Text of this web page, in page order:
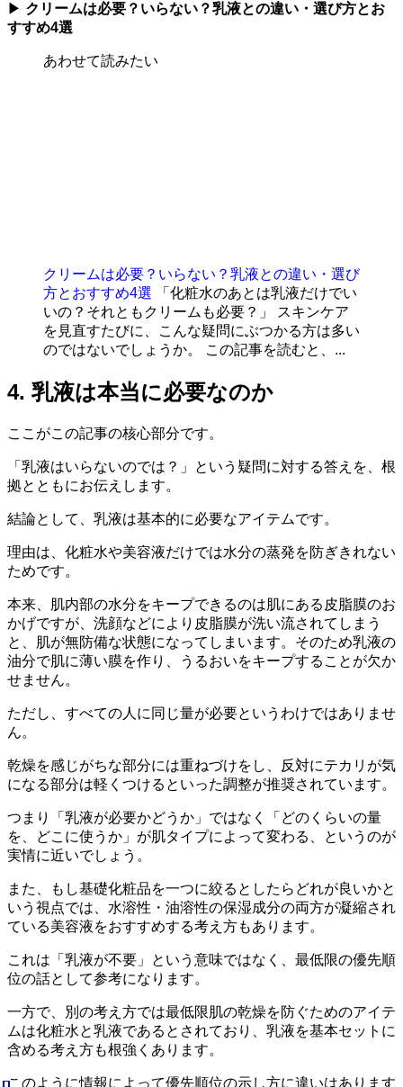
▶ クリームは必要？いらない？乳液との違い・選び方とお
すすめ4選
あわせて読みたい
クリームは必要？いらない？乳液との違い・選び
方とおすすめ4選
「化粧水のあとは乳液だけでい
いの？それともクリームも必要？」 スキンケア
を見直すたびに、こんな疑問にぶつかる方は多い
のではないでしょうか。 この記事を読むと、...
4. 乳液は本当に必要なのか
ここがこの記事の核心部分です。
「乳液はいらないのでは？」という疑問に対する答えを、根
拠とともにお伝えします。
結論として、乳液は基本的に必要なアイテムです。
理由は、化粧水や美容液だけでは水分の蒸発を防ぎきれない
ためです。
本来、肌内部の水分をキープできるのは肌にある皮脂膜のお
かげですが、洗顔などにより皮脂膜が洗い流されてしまう
と、肌が無防備な状態になってしまいます。そのため乳液の
油分で肌に薄い膜を作り、うるおいをキープすることが欠か
せません。
ただし、すべての人に同じ量が必要というわけではありませ
ん。
乾燥を感じがちな部分には重ねづけをし、反対にテカリが気
になる部分は軽くつけるといった調整が推奨されています。
つまり「乳液が必要かどうか」ではなく「どのくらいの量
を、どこに使うか」が肌タイプによって変わる、というのが
実情に近いでしょう。
また、もし基礎化粧品を一つに絞るとしたらどれが良いかと
いう視点では、水溶性・油溶性の保湿成分の両方が凝縮され
ている美容液をおすすめする考え方もあります。
これは「乳液が不要」という意味ではなく、最低限の優先順
位の話として参考になります。
一方で、別の考え方では最低限肌の乾燥を防ぐためのアイテ
ムは化粧水と乳液であるとされており、乳液を基本セットに
含める考え方も根強くあります。
このように情報によって優先順位の示し方に違いはあります